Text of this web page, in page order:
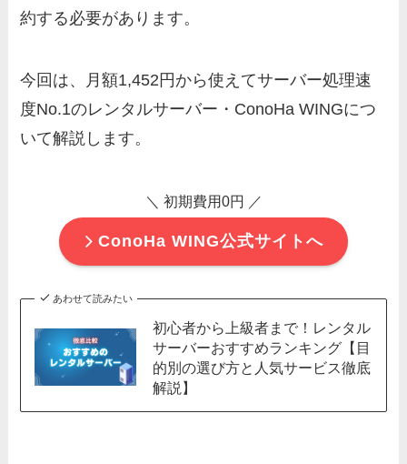
約する必要があります。
今回は、月額1,452円から使えてサーバー処理速
度No.1のレンタルサーバー・ConoHa WINGにつ
いて解説します。
＼ 初期費用0円 ／
ConoHa WING公式サイトへ
あわせて読みたい
初心者から上級者まで！レンタル
サーバーおすすめランキング【目
的別の選び方と人気サービス徹底
解説】